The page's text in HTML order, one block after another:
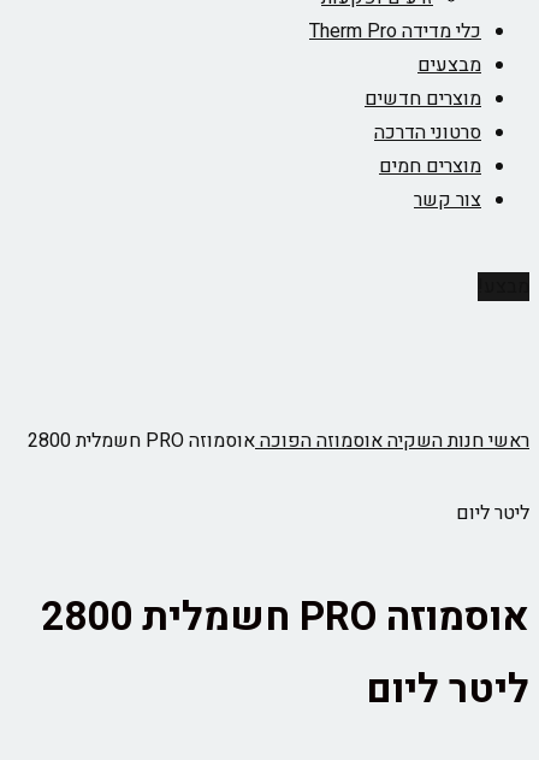
כלי מדידה Therm Pro
מבצעים
מוצרים חדשים
סרטוני הדרכה
מוצרים חמים
צור קשר
ראשיחנותהשקיהאוסמוזה הפוכה אוסמוזה PRO חשמלית 2800
ליטר ליום
אוסמוזה PRO חשמלית 2800
ליטר ליום